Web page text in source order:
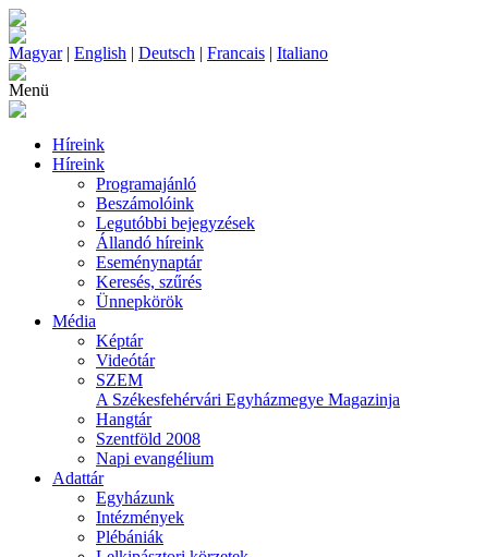
Magyar| English | Deutsch | Francais | Italiano
Menü
Híreink
Híreink
Programajánló
Beszámolóink
Legutóbbi bejegyzések
Állandó híreink
Eseménynaptár
Keresés, szűrés
Ünnepkörök
Média
Képtár
Videótár
SZEM
A Székesfehérvári Egyházmegye Magazinja
Hangtár
Szentföld 2008
Napi evangélium
Adattár
Egyházunk
Intézmények
Plébániák